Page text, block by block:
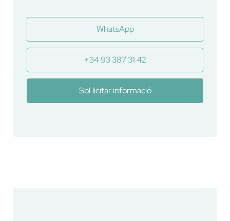
WhatsApp
+34 93 387 31 42
Sol·licitar informació